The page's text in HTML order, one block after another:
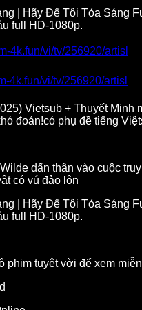
| Hãy Để Tôi Tỏa Sáng
full HD-1080p.
4k.fun/vi/tv/256920/artisl
4k.fun/vi/tv/256920/artisl
Vietsub + Thuyết Minh
đoán!có phụ đề tiếng
dấn thân vào cuộc
có vú đảo lộn
| Hãy Để Tôi Tỏa Sáng
full HD-1080p.
phim tuyệt vời để xem